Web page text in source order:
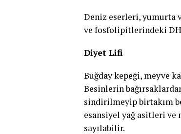
Deniz eserleri, yumurta
ve fosfolipitlerindeki
Diyet Lifi
Buğday kepeği, meyve
Besinlerin
sindirilmeyip birtakım
esansiyel yağ asitleri
sayılabilir.